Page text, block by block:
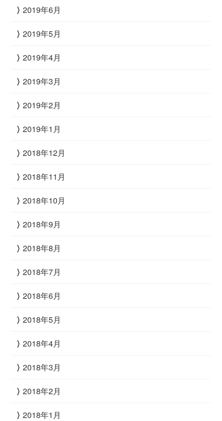
2019年6月
2019年5月
2019年4月
2019年3月
2019年2月
2019年1月
2018年12月
2018年11月
2018年10月
2018年9月
2018年8月
2018年7月
2018年6月
2018年5月
2018年4月
2018年3月
2018年2月
2018年1月